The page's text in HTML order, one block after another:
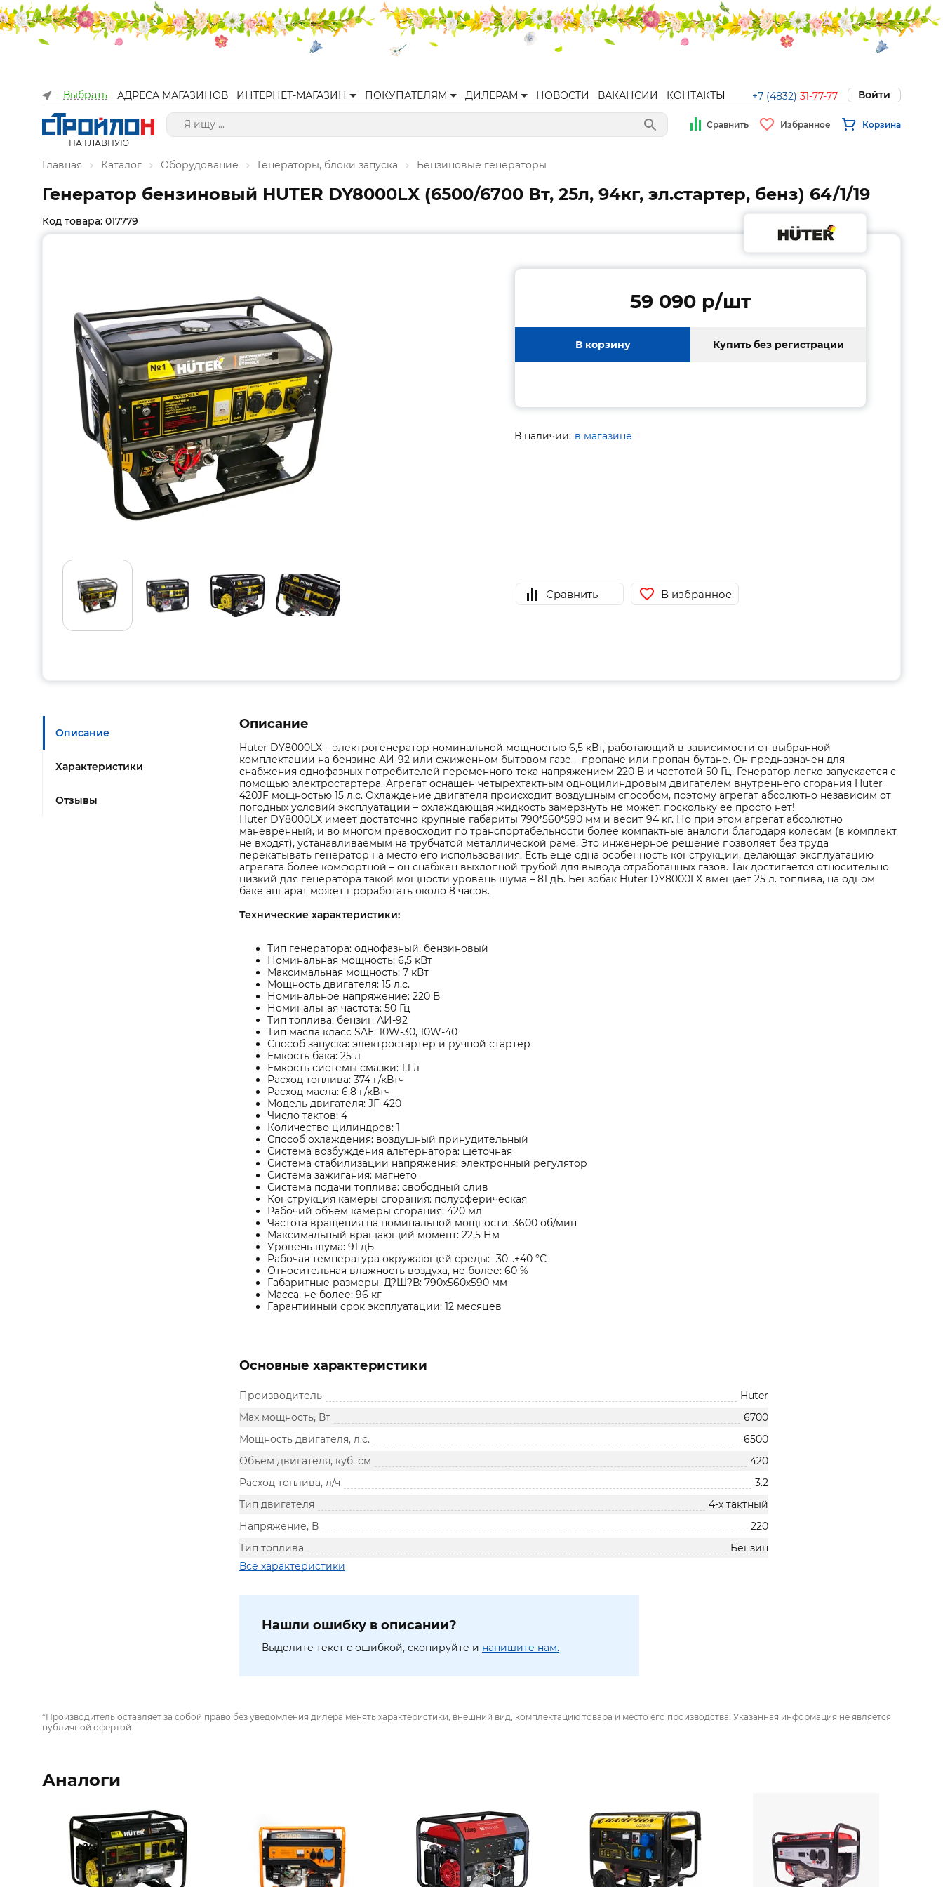
Выбрать АДРЕСА МАГАЗИНОВ ИНТЕРНЕТ-МАГАЗИН ПОКУПАТЕЛЯМ ДИЛЕРАМ НОВОСТИ ВАКАНСИИ КОНТАКТЫ +7 (4832) 31-77-77 Войти
НА ГЛАВНУЮ
Сравнить Избранное Корзина
Главная Каталог Оборудование Генераторы, блоки запуска Бензиновые генераторы
Генератор бензиновый HUTER DY8000LX (6500/6700 Вт, 25л, 94кг, эл.стартер, бенз) 64/1/19
Код товара: 017779
59 090 p/шт
В корзину Купить без регистрации
В наличии: в магазине
Сравнить В избранное
Описание
Характеристики
Отзывы
Описание
Huter DY8000LX – электрогенератор номинальной мощностью 6,5 кВт, работающий в зависимости от выбранной
комплектации на бензине АИ-92 или сжиженном бытовом газе – пропане или пропан-бутане. Он предназначен для
снабжения однофазных потребителей переменного тока напряжением 220 В и частотой 50 Гц. Генератор легко запускается с
помощью электростартера. Агрегат оснащен четырехтактным одноцилиндровым двигателем внутреннего сгорания Huter
420JF мощностью 15 л.с. Охлаждение двигателя происходит воздушным способом, поэтому агрегат абсолютно независим от
погодных условий эксплуатации – охлаждающая жидкость замерзнуть не может, поскольку ее просто нет!
Huter DY8000LX имеет достаточно крупные габариты 790*560*590 мм и весит 94 кг. Но при этом агрегат абсолютно
маневренный, и во многом превосходит по транспортабельности более компактные аналоги благодаря колесам (в комплект
не входят), устанавливаемым на трубчатой металлической раме. Это инженерное решение позволяет без труда
перекатывать генератор на место его использования. Есть еще одна особенность конструкции, делающая эксплуатацию
агрегата более комфортной – он снабжен выхлопной трубой для вывода отработанных газов. Так достигается относительно
низкий для генератора такой мощности уровень шума – 81 дБ. Бензобак Huter DY8000LX вмещает 25 л. топлива, на одном
баке аппарат может проработать около 8 часов.
Технические характеристики:
Тип генератора: однофазный, бензиновый
Номинальная мощность: 6,5 кВт
Максимальная мощность: 7 кВт
Мощность двигателя: 15 л.с.
Номинальное напряжение: 220 В
Номинальная частота: 50 Гц
Тип топлива: бензин АИ-92
Тип масла класс SAE: 10W-30, 10W-40
Способ запуска: электростартер и ручной стартер
Емкость бака: 25 л
Емкость системы смазки: 1,1 л
Расход топлива: 374 г/кВтч
Расход масла: 6,8 г/кВтч
Модель двигателя: JF-420
Число тактов: 4
Количество цилиндров: 1
Способ охлаждения: воздушный принудительный
Система возбуждения альтернатора: щеточная
Система стабилизации напряжения: электронный регулятор
Система зажигания: магнето
Система подачи топлива: свободный слив
Конструкция камеры сгорания: полусферическая
Рабочий объем камеры сгорания: 420 мл
Частота вращения на номинальной мощности: 3600 об/мин
Максимальный вращающий момент: 22,5 Нм
Уровень шума: 91 дБ
Рабочая температура окружающей среды: -30…+40 °С
Относительная влажность воздуха, не более: 60 %
Габаритные размеры, Д?Ш?В: 790x560x590 мм
Масса, не более: 96 кг
Гарантийный срок эксплуатации: 12 месяцев
Основные характеристики
Производитель
Huter
Max мощность, Вт
6700
Мощность двигателя, л.с.
6500
Объем двигателя, куб. см
420
Расход топлива, л/ч
3.2
Тип двигателя
4-х тактный
Напряжение, В
220
Тип топлива
Бензин
Все характеристики
Нашли ошибку в описании?
Выделите текст с ошибкой, скопируйте и напишите нам.
*Производитель оставляет за собой право без уведомления дилера менять характеристики, внешний вид, комплектацию товара и место его производства. Указанная информация не является
публичной офертой
Аналоги